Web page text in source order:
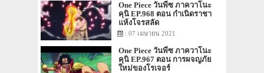
One Piece วันพีซ ภาควาโนะ
คุนิ EP.968 ตอน กำเนิดราชา
แห้งโจรสลัด
: 07 เมษายน 2021
One Piece วันพีซ ภาควาโนะ
คุนิ EP.967 ตอน การผจญภัย
ใหม่ของโรเจอร์